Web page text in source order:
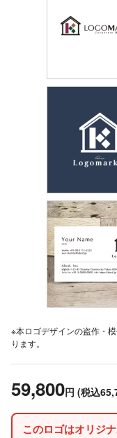
※本ロゴデザインの盗作・
ります。
59,800円 (税込
このロゴはオリジ